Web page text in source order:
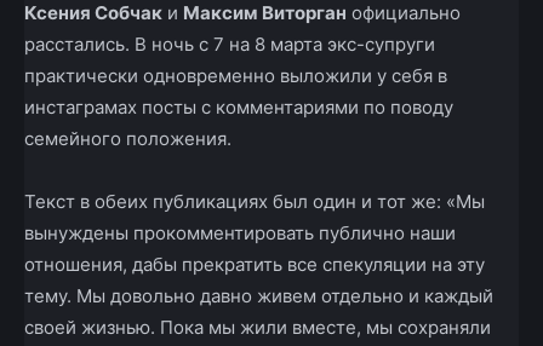
Ксения Собчак и Максим Виторган официально
расстались. В ночь с 7 на 8 марта экс-супруги
практически одновременно выложили у себя в
инстаграмах посты с комментариями по поводу
семейного положения.
Текст в обеих публикациях был один и тот же: «Мы
вынуждены прокомментировать публично наши
отношения, дабы прекратить все спекуляции на эту
тему. Мы довольно давно живем отдельно и каждый
своей жизнью. Пока мы жили вместе, мы сохраняли